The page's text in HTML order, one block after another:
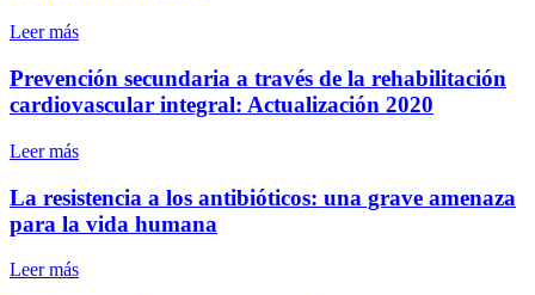
Leer más
Prevención secundaria a través de la rehabilitación
cardiovascular integral: Actualización 2020
Leer más
La resistencia a los antibióticos: una grave amenaza
para la vida humana
Leer más